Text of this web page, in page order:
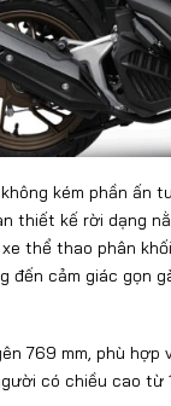
kém phần ấn
thiết kế rời dạng
thể thao phân
đến cảm giác gọn
769 mm, phù
có chiều cao từ